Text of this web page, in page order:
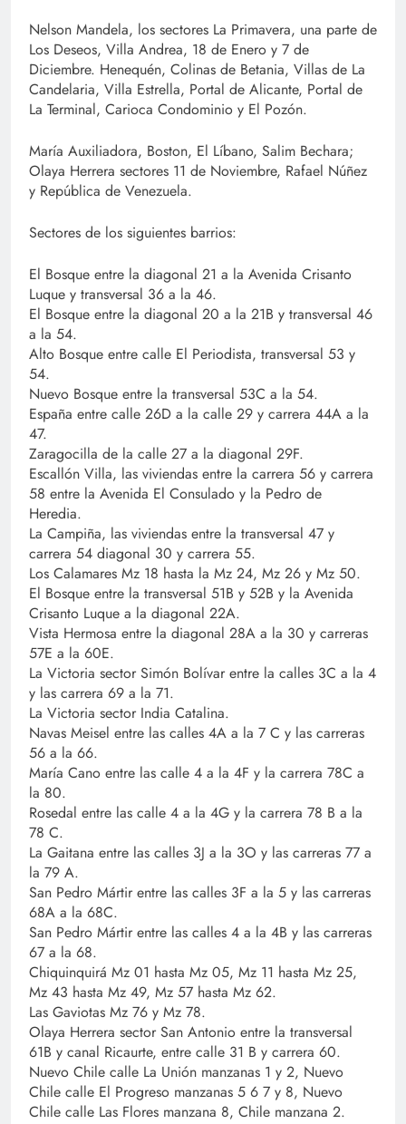
Nelson Mandela, los sectores La Primavera, una parte de
Los Deseos, Villa Andrea, 18 de Enero y 7 de
Diciembre. Henequén, Colinas de Betania, Villas de La
Candelaria, Villa Estrella, Portal de Alicante, Portal de
La Terminal, Carioca Condominio y El Pozón.
María Auxiliadora, Boston, El Líbano, Salim Bechara;
Olaya Herrera sectores 11 de Noviembre, Rafael Núñez
y República de Venezuela.
Sectores de los siguientes barrios:
El Bosque entre la diagonal 21 a la Avenida Crisanto
Luque y transversal 36 a la 46.
El Bosque entre la diagonal 20 a la 21B y transversal 46
a la 54.
Alto Bosque entre calle El Periodista, transversal 53 y
54.
Nuevo Bosque entre la transversal 53C a la 54.
España entre calle 26D a la calle 29 y carrera 44A a la
47.
Zaragocilla de la calle 27 a la diagonal 29F.
Escallón Villa, las viviendas entre la carrera 56 y carrera
58 entre la Avenida El Consulado y la Pedro de
Heredia.
La Campiña, las viviendas entre la transversal 47 y
carrera 54 diagonal 30 y carrera 55.
Los Calamares Mz 18 hasta la Mz 24, Mz 26 y Mz 50.
El Bosque entre la transversal 51B y 52B y la Avenida
Crisanto Luque a la diagonal 22A.
Vista Hermosa entre la diagonal 28A a la 30 y carreras
57E a la 60E.
La Victoria sector Simón Bolívar entre la calles 3C a la 4
y las carrera 69 a la 71.
La Victoria sector India Catalina.
Navas Meisel entre las calles 4A a la 7 C y las carreras
56 a la 66.
María Cano entre las calle 4 a la 4F y la carrera 78C a
la 80.
Rosedal entre las calle 4 a la 4G y la carrera 78 B a la
78 C.
La Gaitana entre las calles 3J a la 3O y las carreras 77 a
la 79 A.
San Pedro Mártir entre las calles 3F a la 5 y las carreras
68A a la 68C.
San Pedro Mártir entre las calles 4 a la 4B y las carreras
67 a la 68.
Chiquinquirá Mz 01 hasta Mz 05, Mz 11 hasta Mz 25,
Mz 43 hasta Mz 49, Mz 57 hasta Mz 62.
Las Gaviotas Mz 76 y Mz 78.
Olaya Herrera sector San Antonio entre la transversal
61B y canal Ricaurte, entre calle 31 B y carrera 60.
Nuevo Chile calle La Unión manzanas 1 y 2, Nuevo
Chile calle El Progreso manzanas 5 6 7 y 8, Nuevo
Chile calle Las Flores manzana 8, Chile manzana 2.